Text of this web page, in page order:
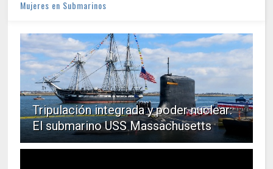
Mujeres en Submarinos
Tripulación integrada y poder nuclear:
El submarino USS Massachusetts